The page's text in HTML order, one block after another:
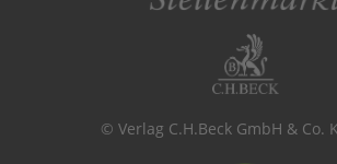
© Verlag C.H.Beck GmbH & Co.